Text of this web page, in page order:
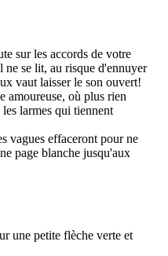
sur les accords de votre
ne se lit, au risque d'ennuyer
vaut laisser le son ouvert!
amoureuse, où plus rien
larmes qui tiennent
vagues effaceront pour ne
page blanche jusqu'aux
une petite flèche verte et